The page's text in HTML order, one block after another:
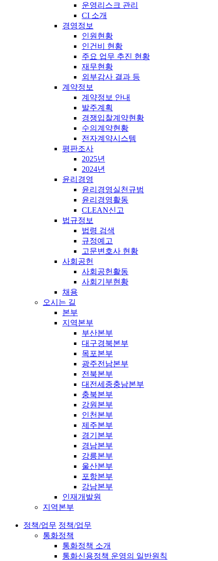
운영리스크 관리
CI 소개
경영정보
인원현황
인건비 현황
주요 업무 추진 현황
재무현황
외부감사 결과 등
계약정보
계약정보 안내
발주계획
경쟁입찰계약현황
수의계약현황
전자계약시스템
평판조사
2025년
2024년
윤리경영
윤리경영실천규범
윤리경영활동
CLEAN신고
법규정보
법령 검색
규정예고
고문변호사 현황
사회공헌
사회공헌활동
사회기부현황
채용
오시는 길
본부
지역본부
부산본부
대구경북본부
목포본부
광주전남본부
전북본부
대전세종충남본부
충북본부
강원본부
인천본부
제주본부
경기본부
경남본부
강릉본부
울산본부
포항본부
강남본부
인재개발원
지역본부
정책/업무 정책/업무
통화정책
통화정책 소개
통화신용정책 운영의 일반원칙